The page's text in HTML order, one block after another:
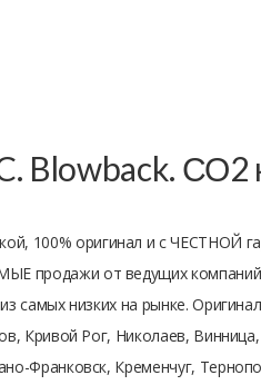
Blowback. СО2
100% оригинал и с ЧЕСТНОЙ
продажи от ведущих
самых низких на рынке.
Кривой Рог, Николаев,
Франковск, Кременчуг,